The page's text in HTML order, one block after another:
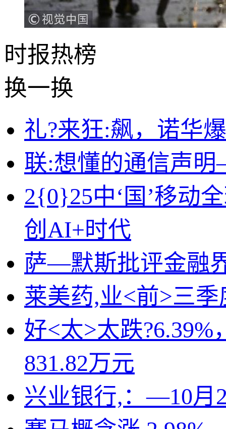
时报热榜
换一换
礼?来狂:飙，诺华
联:想懂的通信声
2{0}25中‘国’移动
创AI+时代
萨—默斯批评金融
莱美药,业<前>三季
好<太>太跌
831.82万元
兴业银行,：—10月